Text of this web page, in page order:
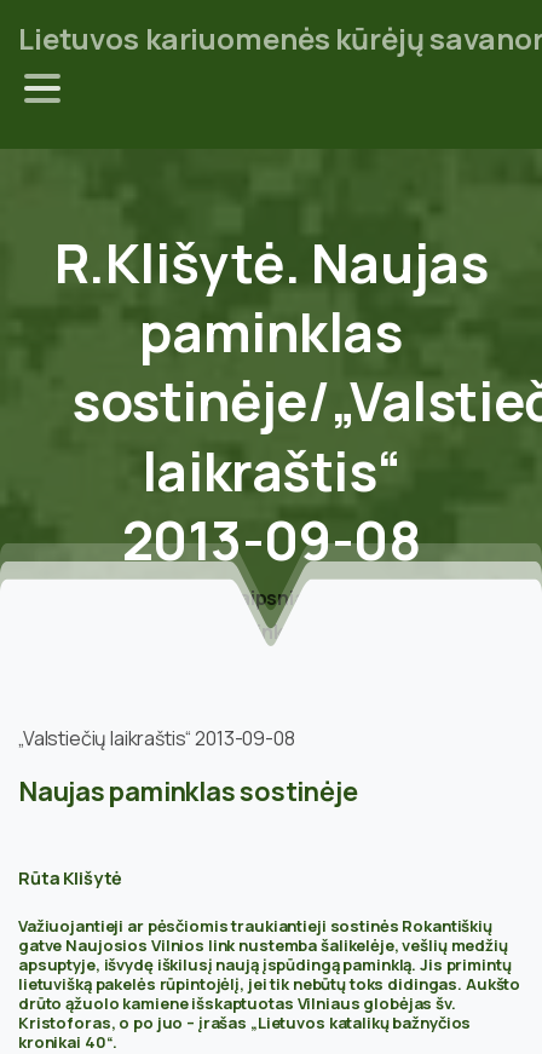
Lietuvos kariuomenės kūrėjų
R.Klišytė. Naujas
paminklas
sostinėje/
laikraštis“
2013-09-08
Straipsniai apie narius
R.Klišytė. Naujas paminklas sostinėje/„Valstiečių
„Valstiečių laikraštis“ 2013-09-08
Naujas paminklas sostinėje
Rūta Klišytė
Važiuojantieji ar pėsčiomis traukiantieji sostinės Rokantiškių
gatve Naujosios Vilnios link nustemba šalikelėje, vešlių medžių
apsuptyje, išvydę iškilusį naują įspūdingą paminklą. Jis primintų
lietuvišką pakelės rūpintojėlį, jei tik nebūtų toks didingas. Aukšto
drūto ąžuolo kamiene išskaptuotas Vilniaus globėjas šv.
Kristoforas, o po juo – įrašas „Lietuvos katalikų bažnyčios
kronikai 40“.